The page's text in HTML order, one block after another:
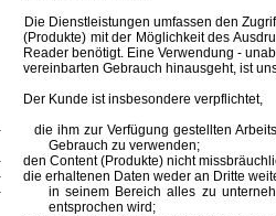
Die Dienstleistungen umfassen den Zugriff
(Produkte) mit der Möglichkeit des
Reader benötigt. Eine Verwendung -
vereinbarten Gebrauch hinausgeht, ist
Der Kunde ist insbesondere verpflichtet,
die ihm zur Verfügung gestellten
Gebrauch zu verwenden;
den Content (Produkte) nicht
die erhaltenen Daten weder an Dritte
in seinem Bereich alles zu
entsprochen wird;